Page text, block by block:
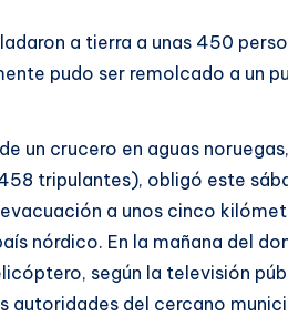
a tierra a unas 450
pudo ser remolcado a un
un crucero en aguas
tripulantes), obligó este
a unos cinco
nórdico. En la mañana del
según la televisión
autoridades del cercano